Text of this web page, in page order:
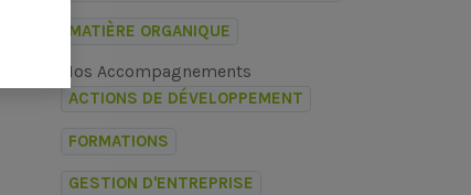
MATIÈRE ORGANIQUE
Nos Accompagnements
ACTIONS DE DÉVELOPPEMENT
FORMATIONS
GESTION D'ENTREPRISE